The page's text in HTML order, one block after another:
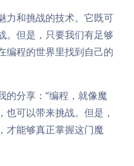
力和挑战的技术。它既可
。但是，只要我们有足够
编程的世界里找到自己的
的分享：“编程，就像魔
可以带来挑战。但是，
才能够真正掌握这门魔